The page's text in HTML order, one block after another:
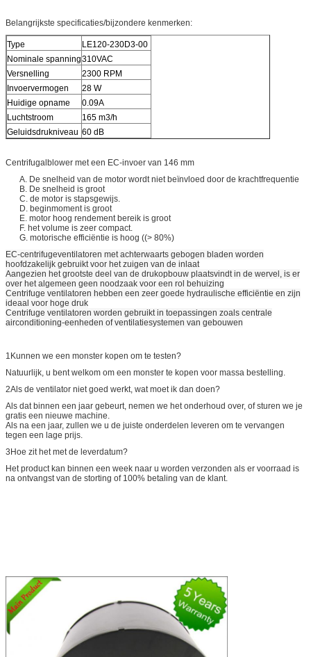
Belangrijkste specificaties/bijzondere kenmerken:
Type
LE120-230D3-00
Nominale spanning310VAC
Versnelling
2300 RPM
Invoervermogen
28 W
Huidige opname
0.09A
Luchtstroom
165 m3/h
Geluidsdrukniveau 60 dB
Centrifugalblower met een EC-invoer van 146 mm
A. De snelheid van de motor wordt niet beïnvloed door de krachtfrequentie
B. De snelheid is groot
C. de motor is stapsgewijs.
D. beginmoment is groot
E. motor hoog rendement bereik is groot
F. het volume is zeer compact.
G. motorische efficiëntie is hoog ((> 80%)
EC-centrifugeventilatoren met achterwaarts gebogen bladen worden
hoofdzakelijk gebruikt voor het zuigen van de inlaat
Aangezien het grootste deel van de drukopbouw plaatsvindt in de wervel, is er
over het algemeen geen noodzaak voor een rol behuizing
Centrifuge ventilatoren hebben een zeer goede hydraulische efficiëntie en zijn
ideaal voor hoge druk
Centrifuge ventilatoren worden gebruikt in toepassingen zoals centrale
airconditioning-eenheden of ventilatiesystemen van gebouwen
1Kunnen we een monster kopen om te testen?
Natuurlijk, u bent welkom om een monster te kopen voor massa bestelling.
2Als de ventilator niet goed werkt, wat moet ik dan doen?
Als dat binnen een jaar gebeurt, nemen we het onderhoud over, of sturen we je
gratis een nieuwe machine.
Als na een jaar, zullen we u de juiste onderdelen leveren om te vervangen
tegen een lage prijs.
3Hoe zit het met de leverdatum?
Het product kan binnen een week naar u worden verzonden als er voorraad is
na ontvangst van de storting of 100% betaling van de klant.